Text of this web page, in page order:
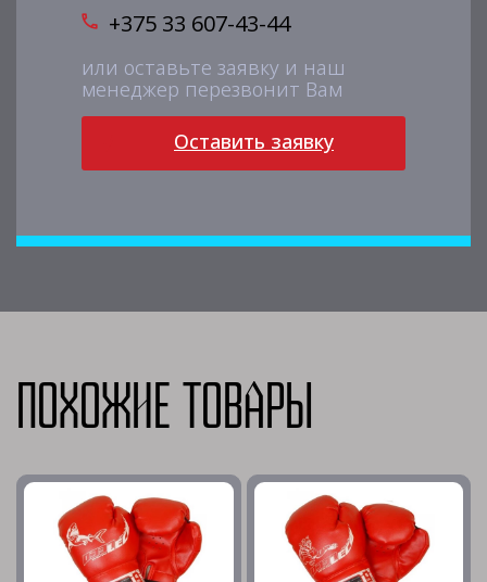
+375 33 607-43-44
или оставьте заявку и наш
менеджер перезвонит Вам
Оставить заявку
Похожие товары